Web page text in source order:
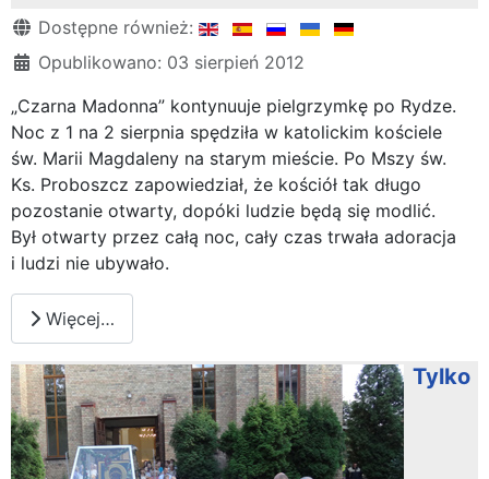
Szczegóły
Dostępne również:
Opublikowano: 03 sierpień 2012
„Czarna Madonna” kontynuuje pielgrzymkę po Rydze.
Noc z 1 na 2 sierpnia spędziła w katolickim kościele
św. Marii Magdaleny na starym mieście. Po Mszy św.
Ks. Proboszcz zapowiedział, że kościół tak długo
pozostanie otwarty, dopóki ludzie będą się modlić.
Był otwarty przez całą noc, cały czas trwała adoracja
i ludzi nie ubywało.
Więcej…
Tylko